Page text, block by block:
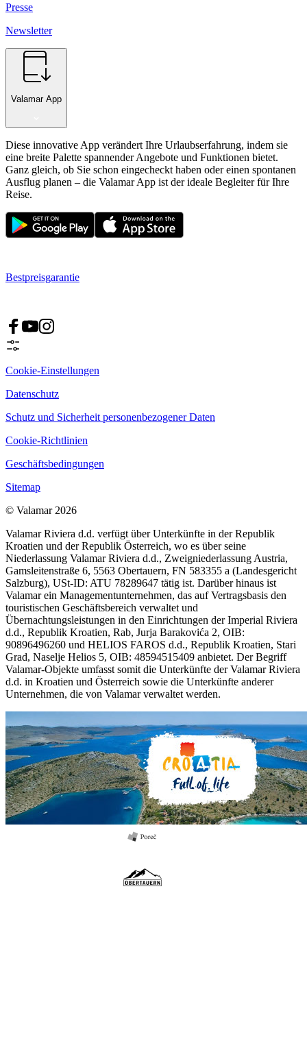
Presse
Newsletter
Valamar App
Diese innovative App verändert Ihre Urlaubserfahrung, indem sie
eine breite Palette spannender Angebote und Funktionen bietet.
Ganz gleich, ob Sie schon eingecheckt haben oder einen spontanen
Ausflug planen – die Valamar App ist der ideale Begleiter für Ihre
Reise.
Bestpreisgarantie
Cookie-Einstellungen
Datenschutz
Schutz und Sicherheit personenbezogener Daten
Cookie-Richtlinien
Geschäftsbedingungen
Sitemap
© Valamar 2026
Valamar Riviera d.d. verfügt über Unterkünfte in der Republik
Kroatien und der Republik Österreich, wo es über seine
Niederlassung Valamar Riviera d.d., Zweigniederlassung Austria,
Gamsleitenstraße 6, 5563 Obertauern, FN 583355 a (Landesgericht
Salzburg), USt-ID: ATU 78289647 tätig ist. Darüber hinaus ist
Valamar ein Managementunternehmen, das auf Vertragsbasis den
touristischen Geschäftsbereich verwaltet und
Übernachtungsleistungen in den Einrichtungen der Imperial Riviera
d.d., Republik Kroatien, Rab, Jurja Barakovića 2, OIB:
90896496260 und HELIOS FAROS d.d., Republik Kroatien, Stari
Grad, Naselje Helios 5, OIB: 48594515409 anbietet. Der Begriff
Valamar-Objekte umfasst somit die Unterkünfte der Valamar Riviera
d.d. in Kroatien und Österreich sowie die Unterkünfte anderer
Unternehmen, die von Valamar verwaltet werden.